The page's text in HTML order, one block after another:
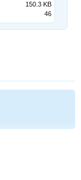
150.3 KB
46